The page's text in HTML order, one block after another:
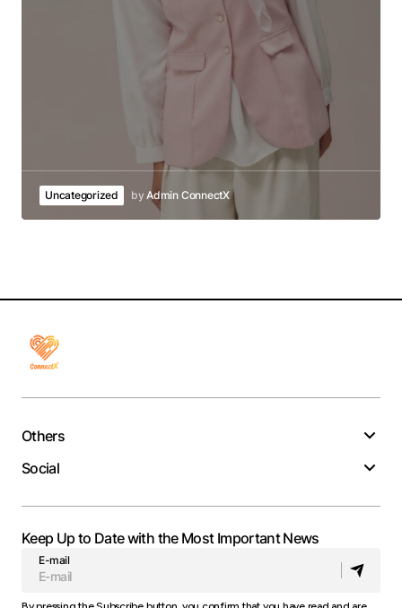
Uncategorized by Admin ConnectX
Others
Social
Keep Up to Date with the Most Important News
E-mail